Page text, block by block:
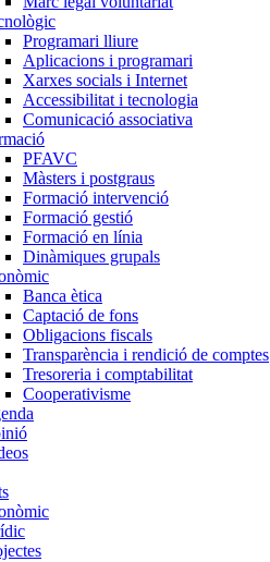
Programari lliure
Aplicacions i programari
Xarxes socials i Internet
Accessibilitat i tecnologia
Comunicació associativa
PFAVC
Màsters i postgraus
Formació intervenció
Formació gestió
Formació en línia
Dinàmiques grupals
Banca ètica
Captació de fons
Obligacions fiscals
Transparència i rendició de comptes
Tresoreria i comptabilitat
Cooperativisme